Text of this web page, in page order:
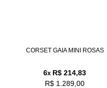
CORSET GAIA MINI ROSAS
6x R$ 214,83
R$ 1.289,00